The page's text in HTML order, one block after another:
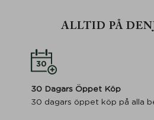
ALLTID PÅ
30 Dagars Öppet Köp
30 dagars öppet köp på alla